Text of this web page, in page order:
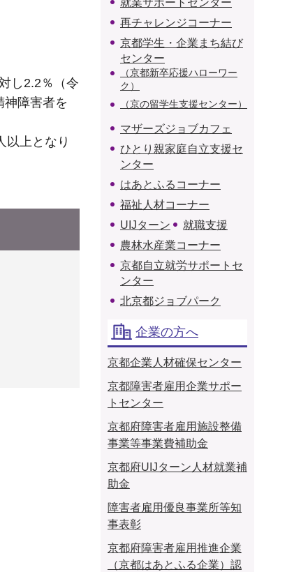
し2.2％（令
障害者を
以上となり
再チャレンジコーナー
京都学生・企業まち結び
センター
（京都新卒応援ハローワー
ク）
（京の留学生支援センター）
マザーズジョブカフェ
ひとり親家庭自立支援セ
ンター
はあとふるコーナー
福祉人材コーナー
UIJターン
就職支援
農林水産業コーナー
京都自立就労サポートセ
ンター
北京都ジョブパーク
企業の方へ
京都企業人材確保センター
京都障害者雇用企業サポー
トセンター
京都府障害者雇用施設整備
事業等事業費補助金
京都府UIJターン人材就業補
助金
障害者雇用優良事業所等知
事表彰
京都府障害者雇用推進企業
（京都はあとふる企業）認